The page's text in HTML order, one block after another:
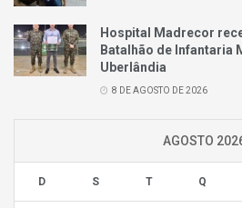
Hospital Madrecor
Batalhão de Infantaria
Uberlândia
8 DE AGOSTO DE 2026
AGOSTO
D S T Q